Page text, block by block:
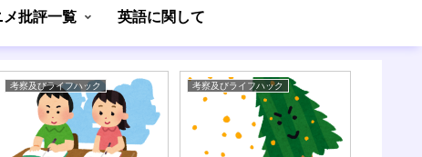
批評一覧 英語に関して
考察及びライフハック 考察及びライフハック